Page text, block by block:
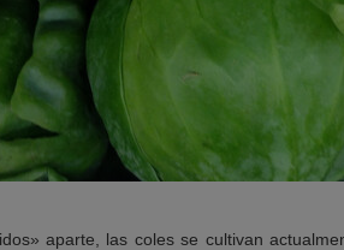
aparte, las coles se cultivan